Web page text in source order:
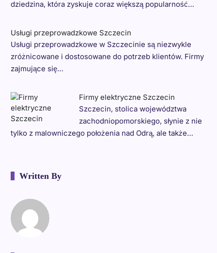
dziedzina, która zyskuje coraz większą popularność…
Usługi przeprowadzkowe Szczecin
Usługi przeprowadzkowe w Szczecinie są niezwykle
zróżnicowane i dostosowane do potrzeb klientów. Firmy
zajmujące się…
Firmy elektryczne Szczecin
Szczecin, stolica województwa
zachodniopomorskiego, słynie z nie
tylko z malowniczego położenia nad Odrą, ale także…
Written By